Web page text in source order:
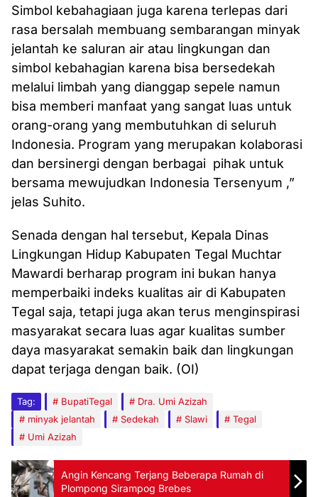
Simbol kebahagiaan juga karena terlepas dari
rasa bersalah membuang sembarangan minyak
jelantah ke saluran air atau lingkungan dan
simbol kebahagian karena bisa bersedekah
melalui limbah yang dianggap sepele namun
bisa memberi manfaat yang sangat luas untuk
orang-orang yang membutuhkan di seluruh
Indonesia. Program yang merupakan kolaborasi
dan bersinergi dengan berbagai pihak untuk
bersama mewujudkan Indonesia Tersenyum ,”
jelas Suhito.
Senada dengan hal tersebut, Kepala Dinas
Lingkungan Hidup Kabupaten Tegal Muchtar
Mawardi berharap program ini bukan hanya
memperbaiki indeks kualitas air di Kabupaten
Tegal saja, tetapi juga akan terus menginspirasi
masyarakat secara luas agar kualitas sumber
daya masyarakat semakin baik dan lingkungan
dapat terjaga dengan baik. (OI)
Tag: BupatiTegal
Dra. Umi Azizah
minyak jelantah
Sedekah Slawi
Tegal
Umi Azizah
Angin Kencang Terjang Beberapa Rumah di
Plompong Sirampog Brebes